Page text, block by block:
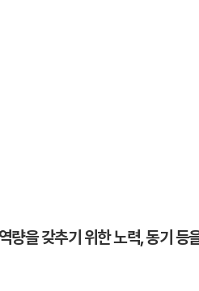
을 갖추기 위한 노력, 동기 등